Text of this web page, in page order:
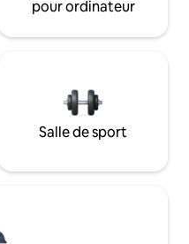
pour ordinateur
Salle de sport